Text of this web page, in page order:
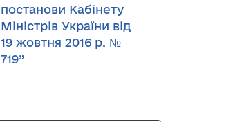
постанови Кабінету
Міністрів України від
19 жовтня 2016 р. №
719”